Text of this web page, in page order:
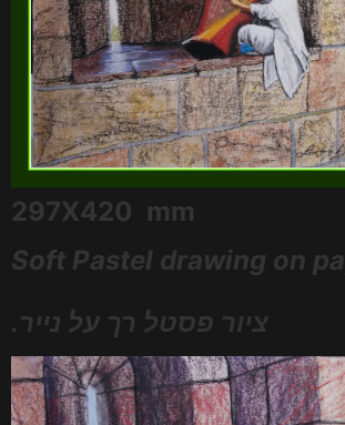
297X420 mm
Soft Pastel drawing
.ציור פסטל רך על נייר